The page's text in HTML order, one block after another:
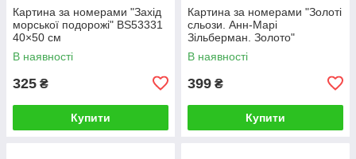
Картина за номерами "Захід
морської подорожі" BS53331
40×50 см
В наявності
325 ₴
Купити
Картина за номерами "Золоті
сльози. Анн-Марі
Зільберман. Золото"
BS52812L 48×60 см
В наявності
399 ₴
Купити